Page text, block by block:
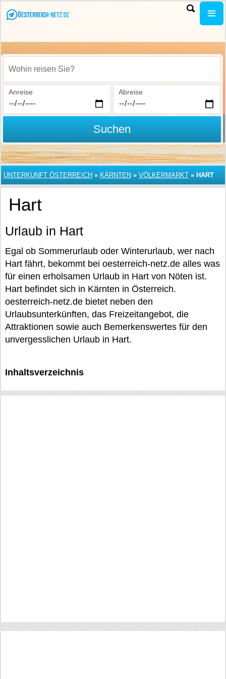
Wohin reisen Sie?
Anreise Abreise
Suchen
UNTERKUNFT ÖSTERREICH » KÄRNTEN » VÖLKERMARKT » HART
Hart
Urlaub in Hart
Egal ob Sommerurlaub oder Winterurlaub, wer nach
Hart fährt, bekommt bei oesterreich-netz.de alles was
für einen erholsamen Urlaub in Hart von Nöten ist.
Hart befindet sich in Kärnten in Österreich.
oesterreich-netz.de bietet neben den
Urlaubsunterkünften, das Freizeitangebot, die
Attraktionen sowie auch Bemerkenswertes für den
unvergesslichen Urlaub in Hart.
Inhaltsverzeichnis